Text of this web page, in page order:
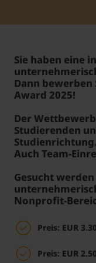
Student Support
Unterkünfte
Kurse auf
Sie haben eine
Dann bewerben
Award 2025!
Der
Studierenden
Studienrichtung.
Auch Team-
Gesucht
Nonprofit-
Preis: EUR
Preis: EUR